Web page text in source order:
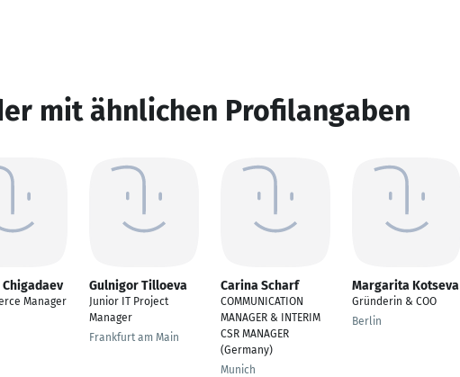
mit ähnlichen Profilangaben
Manager
Gulnigor Tilloeva
Junior IT Project
Manager
Frankfurt am Main
Carina Scharf
COMMUNICATION
MANAGER & INTERIM
CSR MANAGER
(Germany)​
Munich
Margarita Kotseva
Gründerin & COO
Berlin